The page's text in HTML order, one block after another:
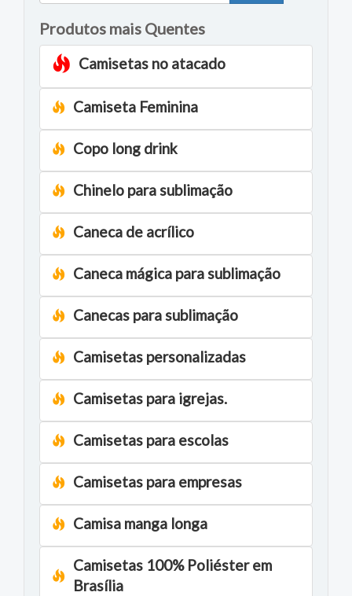
Produtos mais Quentes
Camisetas no atacado
Camiseta Feminina
Copo long drink
Chinelo para sublimação
Caneca de acrílico
Caneca mágica para sublimação
Canecas para sublimação
Camisetas personalizadas
Camisetas para igrejas.
Camisetas para escolas
Camisetas para empresas
Camisa manga longa
Camisetas 100% Poliéster em
Brasília